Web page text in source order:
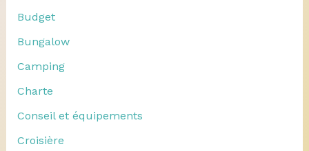
Budget
Bungalow
Camping
Charte
Conseil et équipements
Croisière